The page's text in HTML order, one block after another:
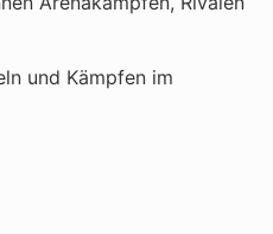
und Kämpfen im